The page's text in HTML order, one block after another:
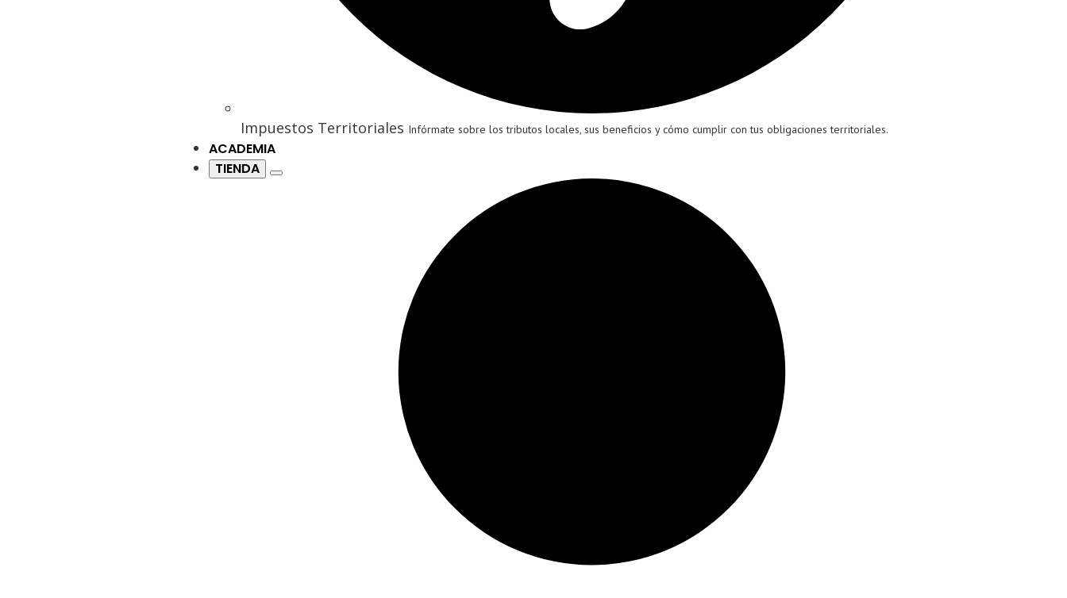
Impuestos Territoriales Infórmate sobre los tributos locales, sus beneficios y cómo cumplir con tus obligaciones territoriales.
ACADEMIA
TIENDA